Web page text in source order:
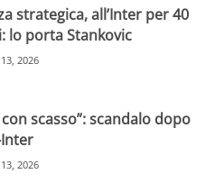
strategica, all’Inter per 40
lo porta Stankovic
2026
scasso”: scandalo dopo
2026